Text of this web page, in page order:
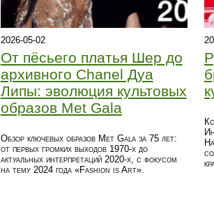
2026-05-02
От пёсьего платья Шер до
архивного Chanel Дуа
Липы: эволюция культовых
образов Met Gala
Обзор ключевых образов Met Gala за 75 лет:
от первых громких выходов 1970-х до
актуальных интерпретаций 2020-х, с фокусом
на тему 2024 года «Fashion is Art».